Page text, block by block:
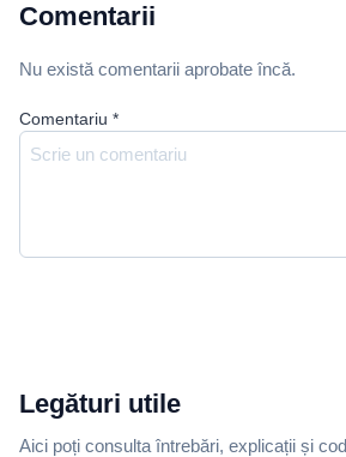
Comentarii
Nu există comentarii aprobate încă.
Comentariu *
Legături utile
Aici poți consulta întrebări, explicații și